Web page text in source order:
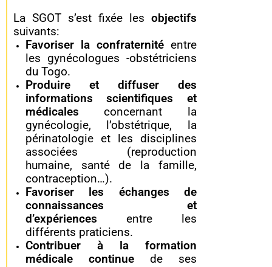
La SGOT s’est fixée les objectifs
suivants:
Favoriser la confraternité entre
les gynécologues -obstétriciens
du Togo.
Produire et diffuser des
informations scientifiques et
médicalesconcernant la
gynécologie, l’obstétrique, la
périnatologie et les disciplines
associées (reproduction
humaine, santé de la famille,
contraception…).
Favoriser les échanges de
connaissances et
d’expériences entre les
différents praticiens.
Contribuer à la formation
médicale continuede ses